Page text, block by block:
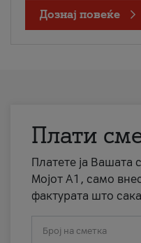
Дознај повеќе
Плати
Платете ја Вашата
Мојот А1, само
фактурата што
Број на сметка